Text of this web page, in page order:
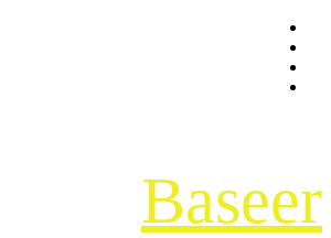
Skip
content
Baseer